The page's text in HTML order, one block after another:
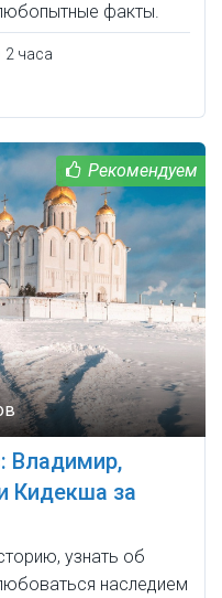
факты.
2 часа
Владимир,
Кидекша за
узнать об
наследием